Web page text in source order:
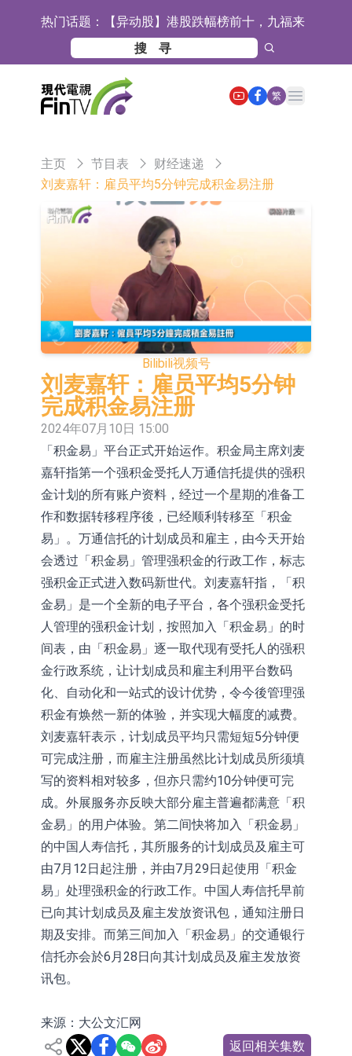
热门话题： 【异动股】港股跌幅榜前十，九福来
(08611.HK)跌21.43%，天瑞汽车内饰
(06162.HK)跌18.44%
【异动股】港股涨幅榜前十，佳明集
团控股(01271.HK)涨+78.22%，拿森
科技(02261.HK)涨+64.11%
斯迪克：公司为国内折叠屏核心功能
材料供应商
恒瑞医药：公司已在中国获批上市26
目标客户的测试认证
上期所：7月份对11个实际控制关系
账户组采取限制开仓的监管措施
特发服务：成功中标哔哩哔哩上海滨
江总部物业服务项目
亚太股份：公司是零跑汽车和
Stellantis集团的供应商
理工雷科面向边缘AI场景推出"山
海"系列智算模组 系列产品基于国产
CPU与GPU构建
【异动股】医疗研发外包板块拉升，
博腾股份(300363.CN)涨20.02%
日韩股市收盘双双下跌
依米康：海外交付以东南亚、中东市
场为主 并已取得欧美相关认证
上交所：财通多策略福鑫定期开放灵
活配置混合型发起式证券投资基金临
时停牌
上交所：景顺长城全球半导体芯片产
业股票型证券投资基金临时停牌
【异动股】港股跌幅榜前十，卡森国
际(00496.HK)跌22.40%，九福来
(08611.HK)跌21.01%
【异动股】港股涨幅榜前十，拿森科
技(02261.HK)涨+75.05%，辰兴发展
(02286.HK)涨+64.91%
神火股份：新疆神火铝水转化率已
100%
【异动股】焦炭Ⅲ板块下挫，陕西黑
猫(601015.CN)跌8.38%
浙江证监局对财通证券股份有限公司
采取出具警示函措施
山金国际：港股上市工作正常推进中
繁
Open main menu
主页 节目表
财经速递
刘麦嘉轩：雇员平均5分钟完成积金易注册
Bilibili视频号
刘麦嘉轩：雇员平均5分钟
完成积金易注册
2024年07月10日 15:00
「积金易」平台正式开始运作。积金局主席刘麦
嘉轩指第一个强积金受托人万通信托提供的强积
金计划的所有账户资料，经过一个星期的准备工
作和数据转移程序後，已经顺利转移至「积金
易」。万通信托的计划成员和雇主，由今天开始
会透过「积金易」管理强积金的行政工作，标志
强积金正式进入数码新世代。刘麦嘉轩指，「积
金易」是一个全新的电子平台，各个强积金受托
人管理的强积金计划，按照加入「积金易」的时
间表，由「积金易」逐一取代现有受托人的强积
金行政系统，让计划成员和雇主利用平台数码
化、自动化和一站式的设计优势，令今後管理强
积金有焕然一新的体验，并实现大幅度的减费。
刘麦嘉轩表示，计划成员平均只需短短5分钟便
可完成注册，而雇主注册虽然比计划成员所须填
写的资料相对较多，但亦只需约10分钟便可完
成。外展服务亦反映大部分雇主普遍都满意「积
金易」的用户体验。第二间快将加入「积金易」
的中国人寿信托，其所服务的计划成员及雇主可
由7月12日起注册，并由7月29日起使用「积金
易」处理强积金的行政工作。中国人寿信托早前
已向其计划成员及雇主发放资讯包，通知注册日
期及安排。而第三间加入「积金易」的交通银行
信托亦会於6月28日向其计划成员及雇主发放资
讯包。
来源：大公文汇网
返回相关集数